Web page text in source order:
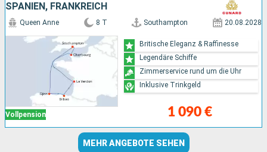
SPANIEN, FRANKREICH
Vollpension
Queen Anne 8 T Southampton 20.08.2028
1 090 €
Britische Eleganz & Raffinesse
Legendäre Schiffe
Zimmerservice rund um die Uhr
Inklusive Trinkgeld
MEHR ANGEBOTE SEHEN